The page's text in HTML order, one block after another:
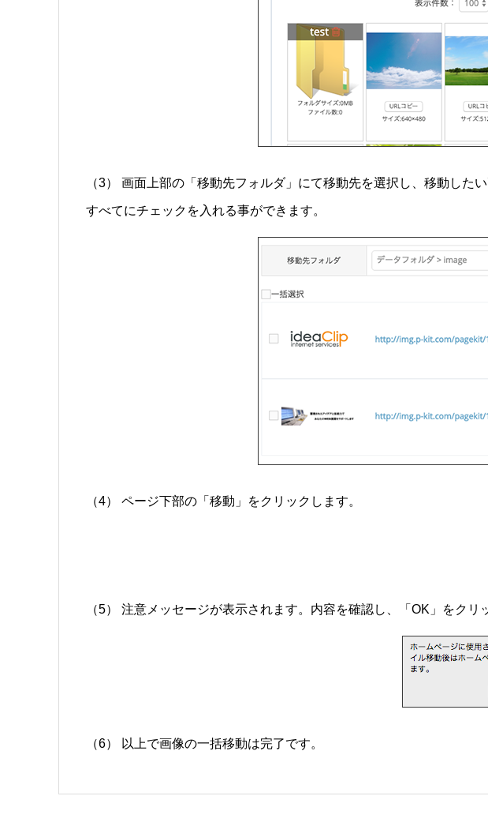
（3） 画面上部の「移動先フォルダ」にて移動先を選択し、移動し
すべてにチェックを入れる事ができます。
（4） ページ下部の「移動」をクリックします。
（5） 注意メッセージが表示されます。内容を確認し、「OK」をクリ
（6） 以上で画像の一括移動は完了です。